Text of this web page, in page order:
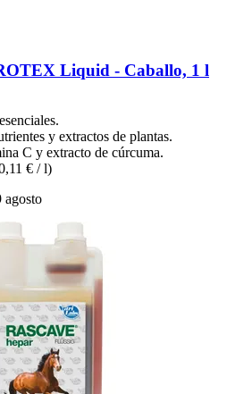
Liquid -​ Caballo, 1 l
y extractos de plantas.
C y extracto de cúrcuma.
€ / l)
agosto